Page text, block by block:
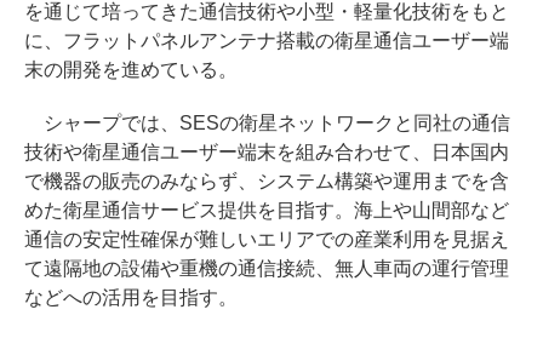
を通じて培ってきた通信技術や小型・軽量化技術をもと
に、フラットパネルアンテナ搭載の衛星通信ユーザー端
末の開発を進めている。
シャープでは、SESの衛星ネットワークと同社の通信
技術や衛星通信ユーザー端末を組み合わせて、日本国内
で機器の販売のみならず、システム構築や運用までを含
めた衛星通信サービス提供を目指す。海上や山間部など
通信の安定性確保が難しいエリアでの産業利用を見据え
て遠隔地の設備や重機の通信接続、無人車両の運行管理
などへの活用を目指す。